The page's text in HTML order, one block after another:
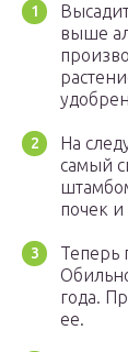
выше
На
самый
почек
Теперь
года.
ее.